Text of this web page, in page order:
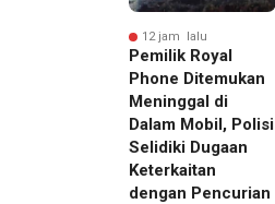
12 jam lalu
Pemilik Royal
Phone Ditemukan
Meninggal di
Dalam Mobil, Polisi
Selidiki Dugaan
Keterkaitan
dengan Pencurian